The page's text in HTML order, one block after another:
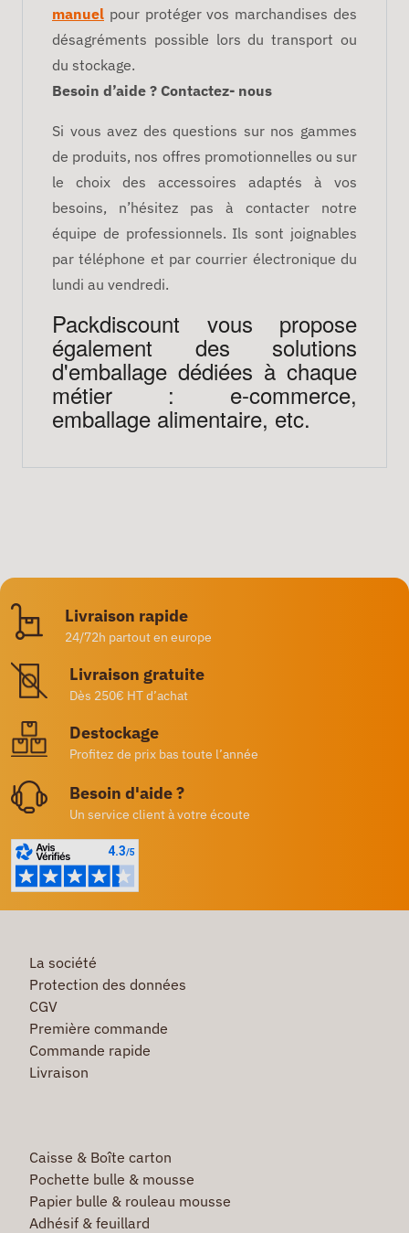
manuel pour protéger vos marchandises des
désagréments possible lors du transport ou
du stockage.
Besoin d’aide ? Contactez- nous
Si vous avez des questions sur nos gammes
de produits, nos offres promotionnelles ou sur
le choix des accessoires adaptés à vos
besoins, n’hésitez pas à contacter notre
équipe de professionnels. Ils sont joignables
par téléphone et par courrier électronique du
lundi au vendredi.
Packdiscount vous propose
également des solutions
d'emballage dédiées à chaque
métier : e-commerce,
emballage alimentaire, etc.
Livraison rapide
24/72h partout en europe
Livraison gratuite
Dès 250€ HT d’achat
Destockage
Profitez de prix bas toute l’année
Besoin d'aide ?
Un service client à votre écoute
La société
Protection des données
CGV
Première commande
Commande rapide
Livraison
Caisse & Boîte carton
Pochette bulle & mousse
Papier bulle & rouleau mousse
Adhésif & feuillard